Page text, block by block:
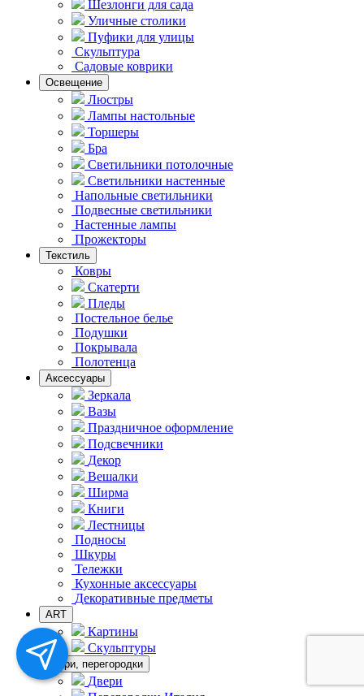
Шезлонги для сада
Уличные столики
Пуфики для улицы
Скульптура
Садовые коврики
Освещение
Люстры
Лампы настольные
Торшеры
Бра
Светильники потолочные
Светильники настенные
Напольные светильники
Подвесные светильники
Hастенные лампы
Прожекторы
Текстиль
Ковры
Скатерти
Пледы
Постельное белье
Подушки
Покрывала
Полотенца
Аксессуары
Зеркала
Вазы
Праздничное оформление
Подсвечники
Декор
Вешалки
Ширма
Книги
Лестницы
Подносы
Шкуры
Тележки
Кухонные аксессуары
Декоративные предметы
ART
Картины
Скульптуры
Двери, перегородки
Двери